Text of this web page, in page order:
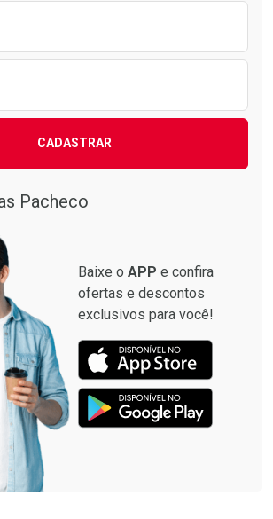
CADASTRAR
Pacheco
Baixe o APP e confira
ofertas e descontos
exclusivos para você!